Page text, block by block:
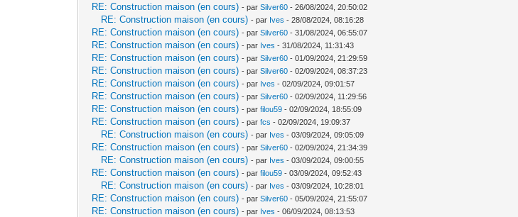
RE: Construction maison (en cours) - parSilver60 - 26/08/2024, 20:50:02
RE: Construction maison (en cours) - par Ives - 28/08/2024, 08:16:28
RE: Construction maison (en cours) - parSilver60 - 31/08/2024, 06:55:07
RE: Construction maison (en cours) - par Ives - 31/08/2024, 11:31:43
RE: Construction maison (en cours) - parSilver60 - 01/09/2024, 21:29:59
RE: Construction maison (en cours) - parSilver60 - 02/09/2024, 08:37:23
RE: Construction maison (en cours) - par Ives - 02/09/2024, 09:01:57
RE: Construction maison (en cours) - parSilver60 - 02/09/2024, 11:29:56
RE: Construction maison (en cours) - parfilou59 - 02/09/2024, 18:55:09
RE: Construction maison (en cours) - parfcs - 02/09/2024, 19:09:37
RE: Construction maison (en cours) - par Ives - 03/09/2024, 09:05:09
RE: Construction maison (en cours) - parSilver60 - 02/09/2024, 21:34:39
RE: Construction maison (en cours) - par Ives - 03/09/2024, 09:00:55
RE: Construction maison (en cours) - parfilou59 - 03/09/2024, 09:52:43
RE: Construction maison (en cours) - par Ives - 03/09/2024, 10:28:01
RE: Construction maison (en cours) - parSilver60 - 05/09/2024, 21:55:07
RE: Construction maison (en cours) - par Ives - 06/09/2024, 08:13:53